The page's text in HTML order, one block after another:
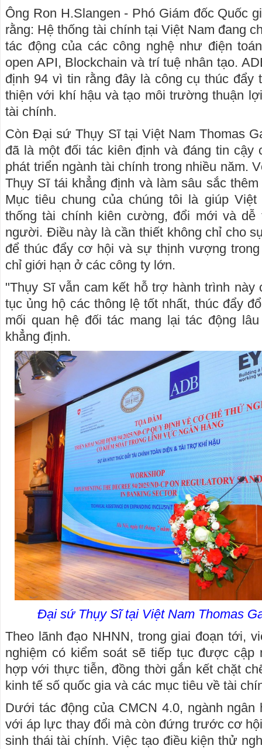
Ông Ron H.Slangen - Phó Giám đốc Quốc
rằng: Hệ thống tài chính tại Việt Nam đang
tác động của các công nghệ như điện
open API, Blockchain và trí tuệ nhân tạo.
định 94 vì tin rằng đây là công cụ thúc đẩy
thiện với khí hậu và tạo môi trường thuận
tài chính.
Còn Đại sứ Thụy Sĩ tại Việt Nam Thomas
đã là một đối tác kiên định và đáng tin cậy
phát triển ngành tài chính trong nhiều năm.
Thụy Sĩ tái khẳng định và làm sâu sắc
Mục tiêu chung của chúng tôi là giúp
thống tài chính kiên cường, đổi mới và dễ
người. Điều này là cần thiết không chỉ cho
để thúc đẩy cơ hội và sự thịnh vượng
chỉ giới hạn ở các công ty lớn.
"Thụy Sĩ vẫn cam kết hỗ trợ hành trình này
tục ủng hộ các thông lệ tốt nhất, thúc đẩy
mối quan hệ đối tác mang lại tác động
khẳng định.
Đại sứ Thụy Sĩ tại Việt Nam Thomas
Theo lãnh đạo NHNN, trong giai đoạn tới,
nghiệm có kiểm soát sẽ tiếp tục được cập
hợp với thực tiễn, đồng thời gắn kết chặt
kinh tế số quốc gia và các mục tiêu về tài
Dưới tác động của CMCN 4.0, ngành ngân
với áp lực thay đổi mà còn đứng trước cơ
sinh thái tài chính. Việc tạo điều kiện thử